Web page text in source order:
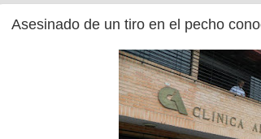
Asesinado de un tiro en el pecho